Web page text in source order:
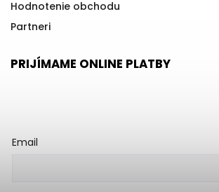
Hodnotenie obchodu
Partneri
PRIJÍMAME ONLINE PLATBY
Email